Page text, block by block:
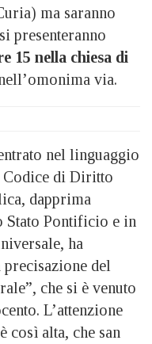
ma saranno
presenteranno
15 nella chiesa di
via.
nel linguaggio
Codice di Diritto
dapprima
Stato Pontificio e in
ha
del
che si è venuto
L’attenzione
così alta, che san